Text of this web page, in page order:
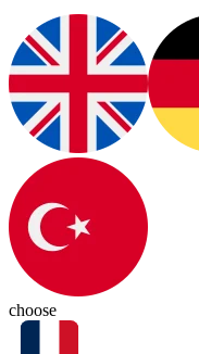
choose